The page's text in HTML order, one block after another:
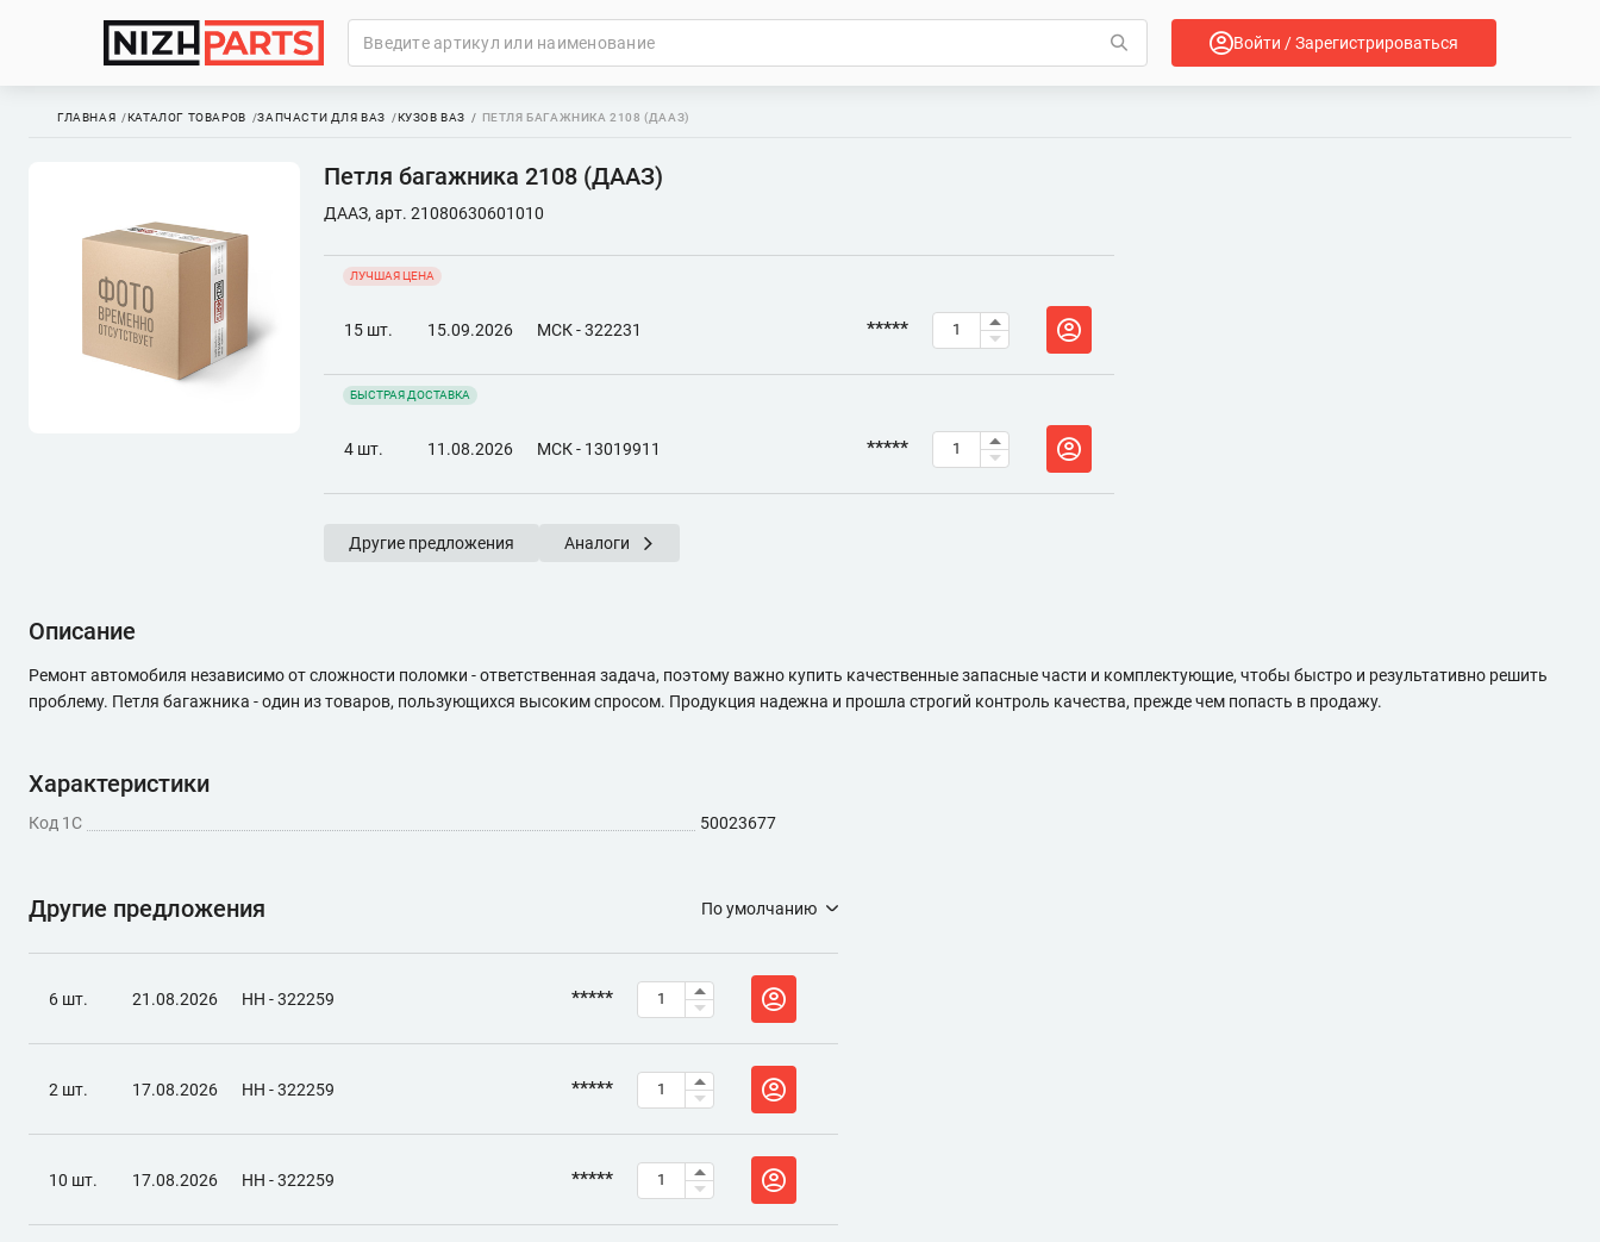
Войти / Зарегистрироваться
ГЛАВНАЯ КАТАЛОГ ТОВАРОВ ЗАПЧАСТИ ДЛЯ ВАЗ КУЗОВ ВАЗ ПЕТЛЯ БАГАЖНИКА 2108 (ДААЗ)
Петля багажника 2108 (ДААЗ)
ДААЗ, арт. 21080630601010
ЛУЧШАЯ ЦЕНА
15 шт. 15.09.2026 МСК - 322231 *****
БЫСТРАЯ ДОСТАВКА
4 шт. 11.08.2026 МСК - 13019911 *****
Другие предложения Аналоги
Описание
Ремонт автомобиля независимо от сложности поломки - ответственная задача, поэтому важно купить качественные запасные части и комплектующие, чтобы быстро и результативно решить
проблему. Петля багажника - один из товаров, пользующихся высоким спросом. Продукция надежна и прошла строгий контроль качества, прежде чем попасть в продажу.
Характеристики
Код 1С 50023677
Другие предложения По умолчанию
6 шт. 21.08.2026 НН - 322259 *****
2 шт. 17.08.2026 НН - 322259 *****
10 шт. 17.08.2026 НН - 322259 *****